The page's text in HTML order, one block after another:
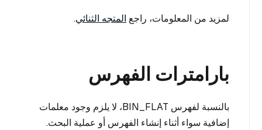
لمزيد من المعلومات، راجع المتجه الثنائي.
بارامترات الفهرس
بالنسبة لفهرس BIN_FLAT، لا يلزم وجود معلمات
إضافية سواء أثناء إنشاء الفهرس أو عملية البحث.